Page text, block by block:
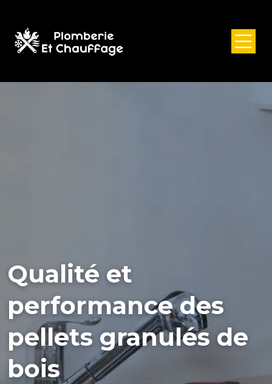
Qualité et
performance des
pellets granulés de
bois